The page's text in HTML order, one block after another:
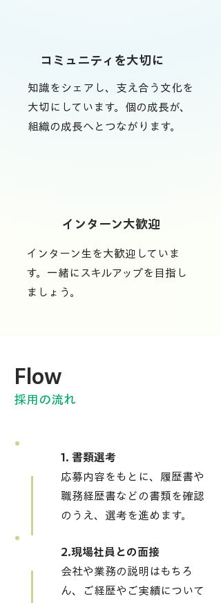
コミュニティを大切に
知識をシェアし、支え合う文化を
大切にしています。個の成長が、
組織の成長へとつながります。
インターン大歓迎
インターン生を大歓迎していま
す。一緒にスキルアップを目指し
ましょう。
Flow
採用の流れ
1. 書類選考
応募内容をもとに、履歴書や
職務経歴書などの書類を確認
のうえ、選考を進めます。
2.現場社員との面接
会社や業務の説明はもちろ
ん、ご経歴やご実績について